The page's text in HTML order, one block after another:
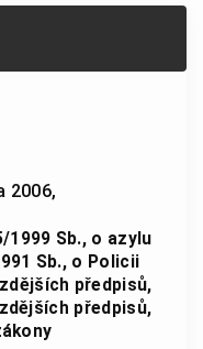
2006,
1999 Sb., o azylu
Sb., o Policii
předpisů,
předpisů,